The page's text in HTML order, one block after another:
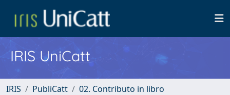
IRIS UniCatt
IRIS PubliCatt
02. Contributo in libro